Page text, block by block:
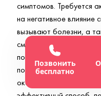
симптомов. Требуется
на негативное влияние
вызывают болезни, а
смерти. Ненавязчивое
поэтому больной
помогает, следует
оказывается
Позвонить
бесплатно